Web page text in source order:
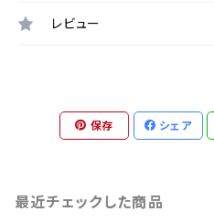
レビュー
保存 シェア
最近チェックした商品